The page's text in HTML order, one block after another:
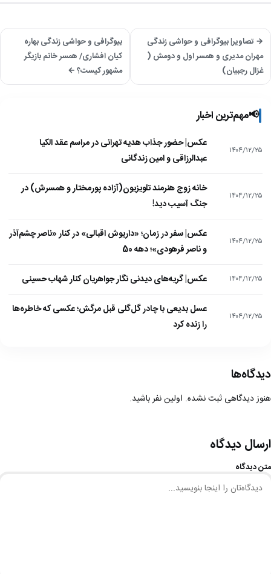
→ تصاویر| بیوگرافی و حواشی زندگی
مهران مدیری و همسر اول و دومش (
غزال رجبیان)
بیوگرافی و حواشی زندگی بهاره
کیان افشاری/ همسر خانم بازیگر
مشهور کیست؟ ←
📢مهم‌ترین اخبار
۱۴۰۴/۱۲/۲۵
عکس| حضور جذاب هدیه تهرانی در مراسم عقد الکیا
عبدالرزاقی و امین زندگانی
۱۴۰۴/۱۲/۲۵
خانه زوج هنرمند تلویزیون(آزاده پورمختار و همسرش) در
جنگ آسیب دید!
۱۴۰۴/۱۲/۲۵
عکس| سفر در زمان؛ «داریوش اقبالی» در کنار «ناصر چشم‌آذر
و ناصر فرهودی»؛ دهه 50
۱۴۰۴/۱۲/۲۵ عکس| گریه‌های دیدنی نگار جواهریان کنار شهاب حسینی
۱۴۰۴/۱۲/۲۵
عسل بدیعی با چادر گل‌گلی قبل مرگش؛ عکسی که خاطره‌ها
را زنده کرد
دیدگاه‌ها
هنوز دیدگاهی ثبت نشده. اولین نفر باشید.
ارسال دیدگاه
متن دیدگاه